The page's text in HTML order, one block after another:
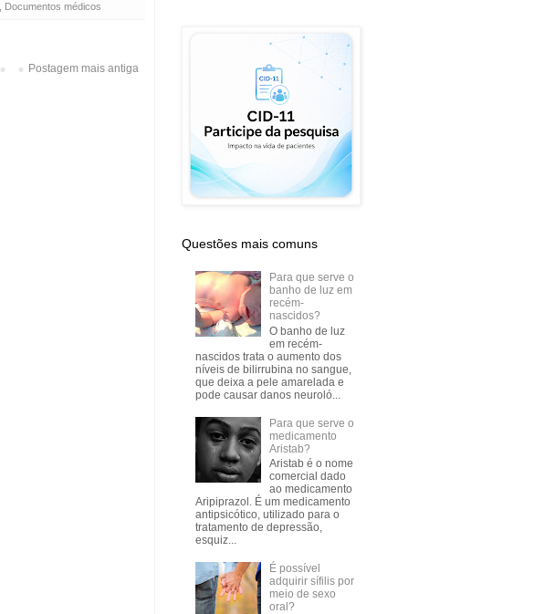
Documentos médicos
Postagem mais antiga
Questões mais comuns
Para que serve o
banho de luz em
recém-
nascidos?
O banho de luz
em recém-
nascidos trata o aumento dos
níveis de bilirrubina no sangue,
que deixa a pele amarelada e
pode causar danos neuroló...
Para que serve o
medicamento
Aristab?
Aristab é o nome
comercial dado
ao medicamento
Aripiprazol. É um medicamento
antipsicótico, utilizado para o
tratamento de depressão,
esquiz...
É possível
adquirir sífilis por
meio de sexo
oral?